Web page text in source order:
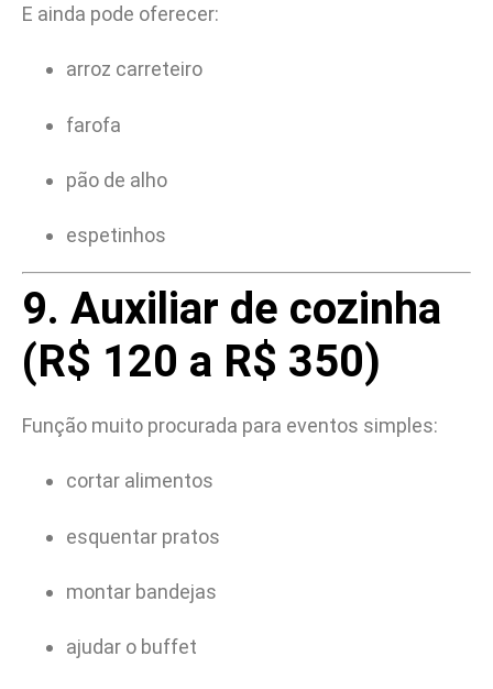
E ainda pode oferecer:
arroz carreteiro
farofa
pão de alho
espetinhos
9. Auxiliar de cozinha
(R$ 120 a R$ 350)
Função muito procurada para eventos simples:
cortar alimentos
esquentar pratos
montar bandejas
ajudar o buffet